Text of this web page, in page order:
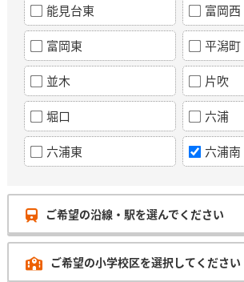
能見台東 富岡西
富岡東 平潟町
並木 片吹
堀口 六浦
六浦東 六浦南
ご希望の沿線・駅を選んでください
ご希望の小学校区を選択してください